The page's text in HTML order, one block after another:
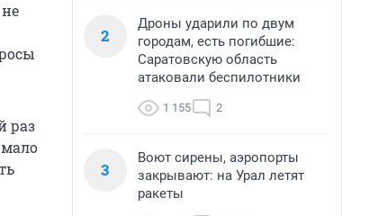
раз
2
Дроны ударили по двум
городам, есть погибшие:
Саратовскую область
атаковали беспилотники
1 155 2
3
Воют сирены, аэропорты
закрывают: на Урал летят
ракеты